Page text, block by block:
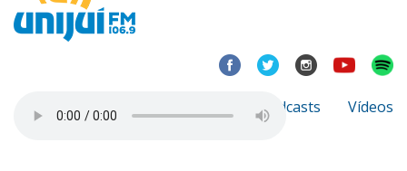
Notícias Podcasts Vídeos